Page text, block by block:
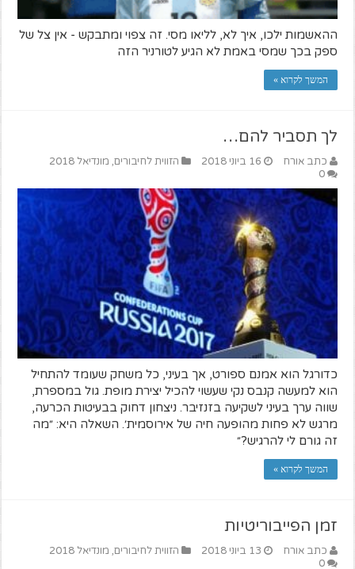
ההאשמות ילכו, איך לא, לליאו מסי. זה צפוי ומתבקש - אין צל של
ספק בכך שמסי באמת לא הגיע לטורניר הזה
המשך לקרוא »
לך תסביר להם…
כתב אורח 16 ביוני 2018 הזווית לחיבורים, מונדיאל 2018
0
כדורגל הוא אמנם ספורט, אך בעיני, כל משחק שעומד להתחיל
הוא למעשה קנבס נקי שעשוי להכיל יצירת מופת. גול במספרת,
שווה ערך בעיני לשקיעה בזנזיבר. ניצחון דחוק בבעיטות הכרעה,
מרגש לא פחות מהופעה חיה של אירוסמית׳. השאלה היא: ״מה
זה גורם לי להרגיש?״
המשך לקרוא »
זמן הפייבוריטיות
כתב אורח 13 ביוני 2018 הזווית לחיבורים, מונדיאל 2018
0